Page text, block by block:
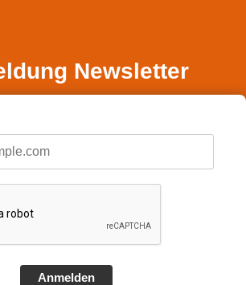
Newsletter
Anmelden